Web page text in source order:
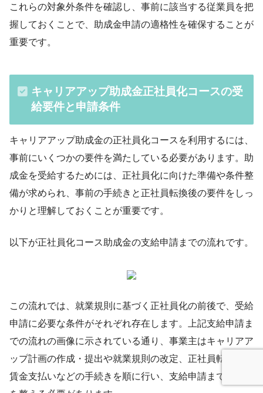
これらの対象外条件を確認し、事前に該当する従業員を把
握しておくことで、助成金申請の適格性を確保することが
重要です。
キャリアアップ助成金正社員化コースの受
給要件と申請条件
キャリアアップ助成金の正社員化コースを利用するには、
事前にいくつかの要件を満たしている必要があります。助
成金を受給するためには、正社員化に向けた準備や条件整
備が求められ、事前の手続きと正社員転換後の要件をしっ
かりと理解しておくことが重要です。
以下が正社員化コース助成金の支給申請までの流れです。
この流れでは、就業規則に基づく正社員化の前後で、受給
申請に必要な条件がそれぞれ存在します。上記支給申請ま
での流れの画像に示されている通り、事業主はキャリアア
ップ計画の作成・提出や就業規則の改定、正社員転換後の
賃金支払いなどの手続きを順に行い、支給申請までの準備